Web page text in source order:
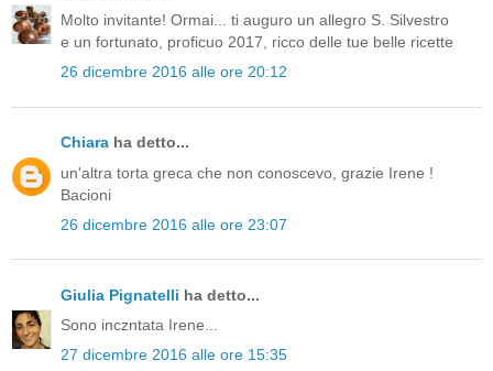
Molto invitante! Ormai... ti auguro un allegro S. Silvestro
e un fortunato, proficuo 2017, ricco delle tue belle ricette
26 dicembre 2016 alle ore 20:12
Chiara ha detto...
un'altra torta greca che non conoscevo, grazie Irene !
Bacioni
26 dicembre 2016 alle ore 23:07
Giulia Pignatelli ha detto...
Sono inczntata Irene...
27 dicembre 2016 alle ore 15:35